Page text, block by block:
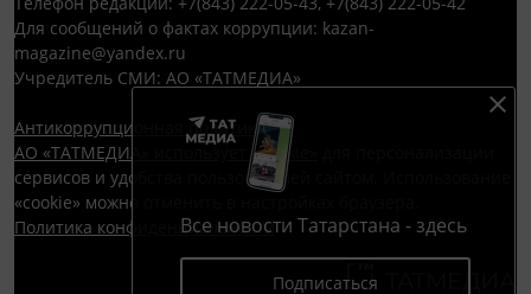
Все новости Татарстана - здесь
Подписаться
Для сообщений о фактах коррупции: kazan-
magazine@yandex.ru
Учредитель СМИ: АО «ТАТМЕДИА»
Антикоррупционная политика
АО «ТАТМЕДИА» использует «cookie»
сервисов и удобства пользователей сайтом. Использование
«cookie» можно отменить в настройках браузера.
Политика конфиденциальности